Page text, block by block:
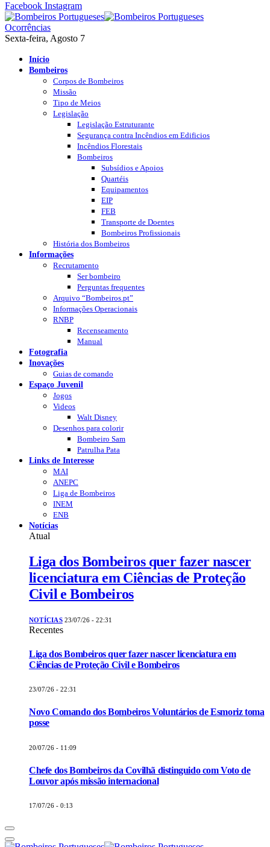
Facebook Instagram
Ocorrências
Sexta-feira, Agosto 7
Início
Bombeiros
Corpos de Bombeiros
Missão
Tipo de Meios
Legislação
Legislação Estruturante
Segurança contra Incêndios em Edificios
Incêndios Florestais
Bombeiros
Subsídios e Apoios
Quartéis
Equipamentos
EIP
FEB
Transporte de Doentes
Bombeiros Profissionais
História dos Bombeiros
Informações
Recrutamento
Ser bombeiro
Perguntas frequentes
Arquivo “Bombeiros.pt”
Informações Operacionais
RNBP
Recenseamento
Manual
Fotografia
Inovações
Guias de comando
Espaço Juvenil
Jogos
Videos
Walt Disney
Desenhos para colorir
Bombeiro Sam
Patrulha Pata
Links de Interesse
MAI
ANEPC
Liga de Bombeiros
INEM
ENB
Notícias
Atual
Liga dos Bombeiros quer fazer nascer
licenciatura em Ciências de Proteção
Civil e Bombeiros
NOTÍCIAS 23/07/26 - 22:31
Recentes
Liga dos Bombeiros quer fazer nascer licenciatura em
Ciências de Proteção Civil e Bombeiros
23/07/26 - 22:31
Novo Comando dos Bombeiros Voluntários de Esmoriz toma
posse
20/07/26 - 11:09
Chefe dos Bombeiros da Covilhã distinguido com Voto de
Louvor após missão internacional
17/07/26 - 0:13